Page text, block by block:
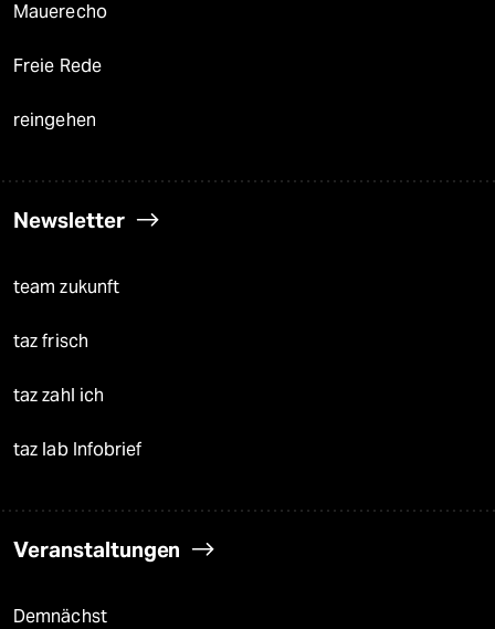
Mauerecho
Freie Rede
reingehen
Newsletter
team zukunft
taz frisch
taz zahl ich
taz lab Infobrief
Veranstaltungen
Demnächst